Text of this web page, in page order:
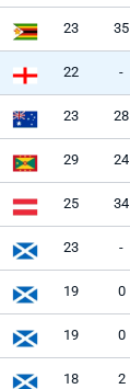
23 35
22 -
23 28
29 24
25 34
23 -
19 0
19 0
18 2